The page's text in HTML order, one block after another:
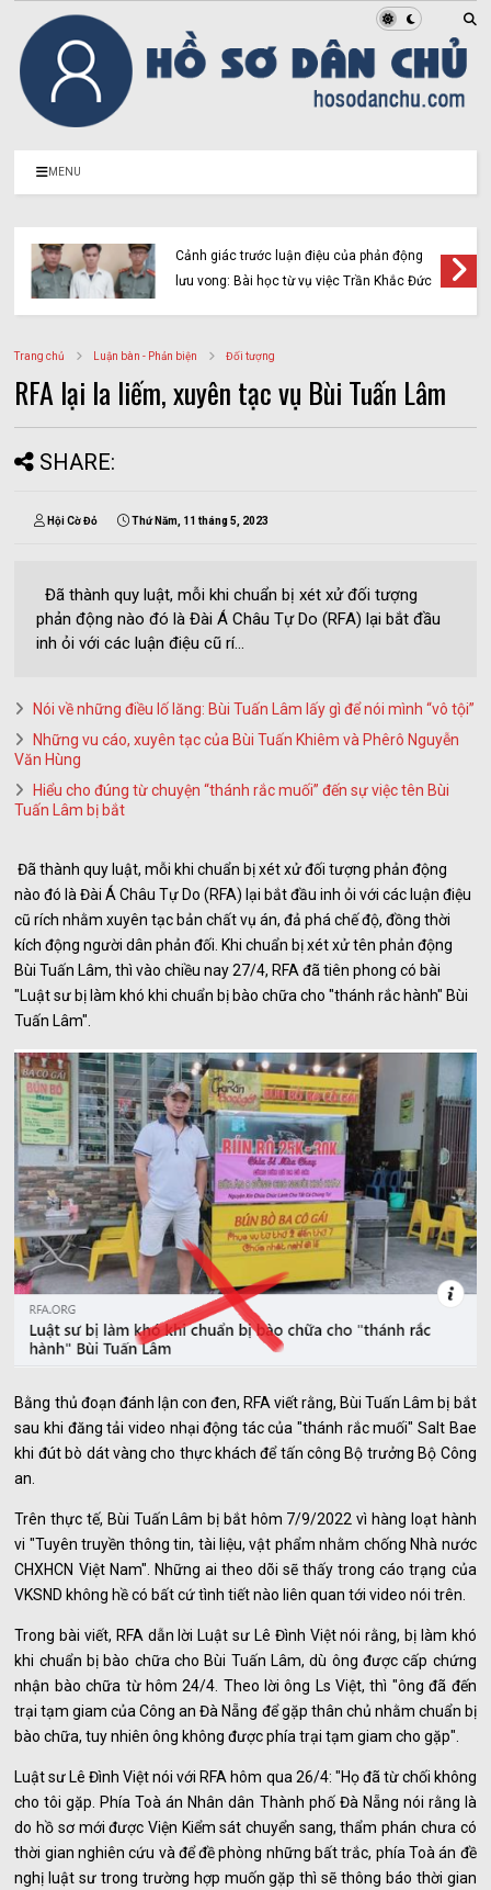
MENU
Bộ mặt thật của Nguyễn Đình Thắng và
BPSOS sau lớp mặt nạ nhân quyền
Trang chủ Luận bàn - Phản biện Đối tượng
RFA lại la liếm, xuyên tạc vụ Bùi Tuấn Lâm
SHARE:
Hội Cờ Đỏ Thứ Năm, 11 tháng 5, 2023
Đã thành quy luật, mỗi khi chuẩn bị xét xử đối tượng
phản động nào đó là Đài Á Châu Tự Do (RFA) lại bắt đầu
inh ỏi với các luận điệu cũ rí...
Nói về những điều lố lăng: Bùi Tuấn Lâm lấy gì để nói mình “vô tội”
Những vu cáo, xuyên tạc của Bùi Tuấn Khiêm và Phêrô Nguyễn
Văn Hùng
Hiểu cho đúng từ chuyện “thánh rắc muối” đến sự việc tên Bùi
Tuấn Lâm bị bắt
Đã thành quy luật, mỗi khi chuẩn bị xét xử đối tượng phản động
nào đó là Đài Á Châu Tự Do (RFA) lại bắt đầu inh ỏi với các luận điệu
cũ rích nhằm xuyên tạc bản chất vụ án, đả phá chế độ, đồng thời
kích động người dân phản đối. Khi chuẩn bị xét xử tên phản động
Bùi Tuấn Lâm, thì vào chiều nay 27/4, RFA đã tiên phong có bài
"Luật sư bị làm khó khi chuẩn bị bào chữa cho "thánh rắc hành" Bùi
Tuấn Lâm".
Bằng thủ đoạn đánh lận con đen, RFA viết rằng, Bùi Tuấn Lâm bị bắt
sau khi đăng tải video nhại động tác của "thánh rắc muối" Salt Bae
khi đút bò dát vàng cho thực khách để tấn công Bộ trưởng Bộ Công
an.
Trên thực tế, Bùi Tuấn Lâm bị bắt hôm 7/9/2022 vì hàng loạt hành
vi "Tuyên truyền thông tin, tài liệu, vật phẩm nhằm chống Nhà nước
CHXHCN Việt Nam". Những ai theo dõi sẽ thấy trong cáo trạng của
VKSND không hề có bất cứ tình tiết nào liên quan tới video nói trên.
Trong bài viết, RFA dẫn lời Luật sư Lê Đình Việt nói rằng, bị làm khó
khi chuẩn bị bào chữa cho Bùi Tuấn Lâm, dù ông được cấp chứng
nhận bào chữa từ hôm 24/4. Theo lời ông Ls Việt, thì "ông đã đến
trại tạm giam của Công an Đà Nẵng để gặp thân chủ nhằm chuẩn bị
bào chữa, tuy nhiên ông không được phía trại tạm giam cho gặp".
Luật sư Lê Đình Việt nói với RFA hôm qua 26/4: "Họ đã từ chối không
cho tôi gặp. Phía Toà án Nhân dân Thành phố Đà Nẵng nói rằng là
do hồ sơ mới được Viện Kiểm sát chuyển sang, thẩm phán chưa có
thời gian nghiên cứu và để đề phòng những bất trắc, phía Toà án đề
nghị luật sư trong trường hợp muốn gặp thì sẽ thông báo thời gian